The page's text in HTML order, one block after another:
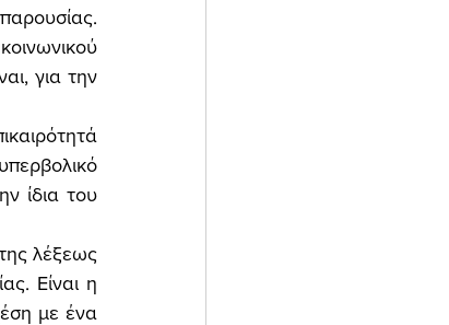
για την
ίδια του
λέξεως
Είναι η
με ένα